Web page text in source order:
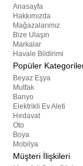
Anasayfa
Hakkımızda
Mağazalarımız
Bize Ulaşın
Markalar
Havale Bildirimi
Popüler
Beyaz Eşya
Mutfak
Banyo
Elektrikli Ev Aleti
Hırdavat
Oto
Boya
Mobilya
Müşteri İlişkileri